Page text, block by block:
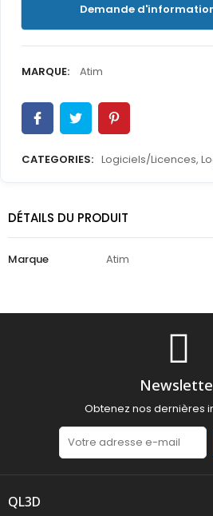
Demande
MARQUE: Atim
CATEGORIES: Logiciels/Licences,
DÉTAILS DU PRODUIT
Marque Atim
Obtenez nos dernières
QL3D